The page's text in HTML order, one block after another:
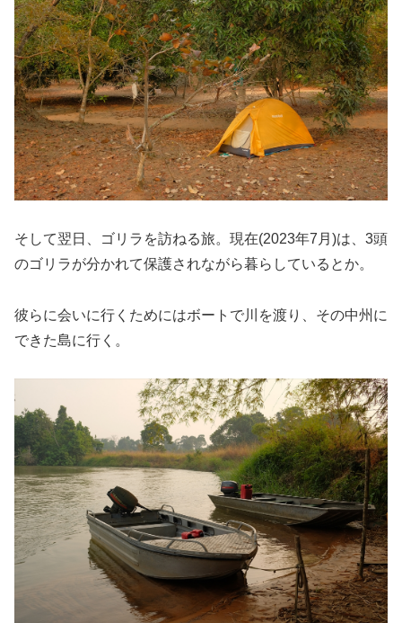
そして翌日、ゴリラを訪ねる旅。現在(2023年7月)は、3頭
のゴリラが分かれて保護されながら暮らしているとか。
彼らに会いに行くためにはボートで川を渡り、その中州に
できた島に行く。